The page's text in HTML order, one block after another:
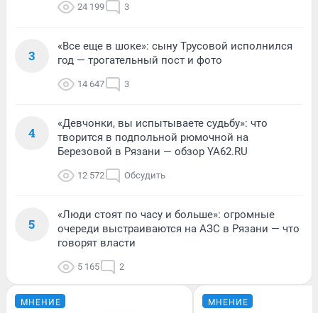
24 199 3
3
«Все еще в шоке»: сыну Трусовой исполнился
год — трогательный пост и фото
14 647 3
4
«Девчонки, вы испытываете судьбу»: что
творится в подпольной рюмочной на
Березовой в Рязани — обзор YA62.RU
12 572 Обсудить
5
«Люди стоят по часу и больше»: огромные
очереди выстраиваются на АЗС в Рязани — что
говорят власти
5 165 2
МНЕНИЕ МНЕНИЕ